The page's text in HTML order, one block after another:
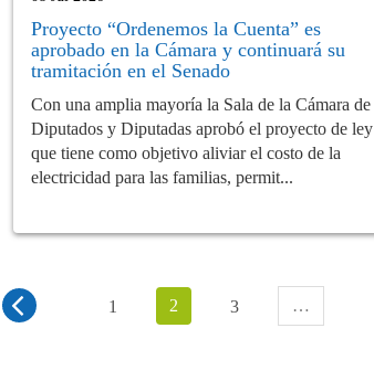
Proyecto “Ordenemos la Cuenta” es
aprobado en la Cámara y continuará su
tramitación en el Senado
Con una amplia mayoría la Sala de la Cámara de
Diputados y Diputadas aprobó el proyecto de ley
que tiene como objetivo aliviar el costo de la
electricidad para las familias, permit...
1 2 3 …